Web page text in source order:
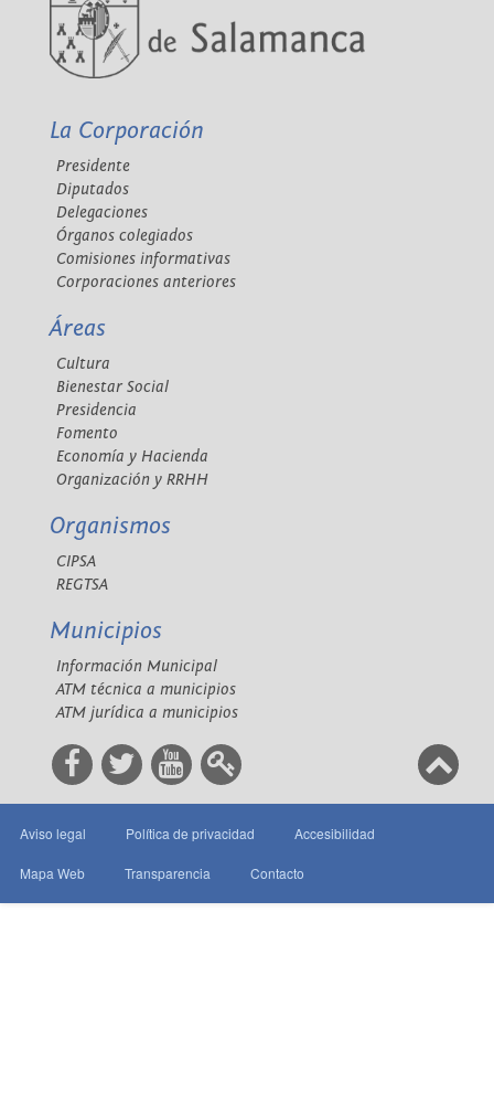
La Corporación
Presidente
Diputados
Delegaciones
Órganos colegiados
Comisiones informativas
Corporaciones anteriores
Áreas
Cultura
Bienestar Social
Presidencia
Fomento
Economía y Hacienda
Organización y RRHH
Organismos
CIPSA
REGTSA
Municipios
Información Municipal
ATM técnica a municipios
ATM jurídica a municipios
Aviso legal Política de privacidad Accesibilidad
Mapa Web Transparencia Contacto